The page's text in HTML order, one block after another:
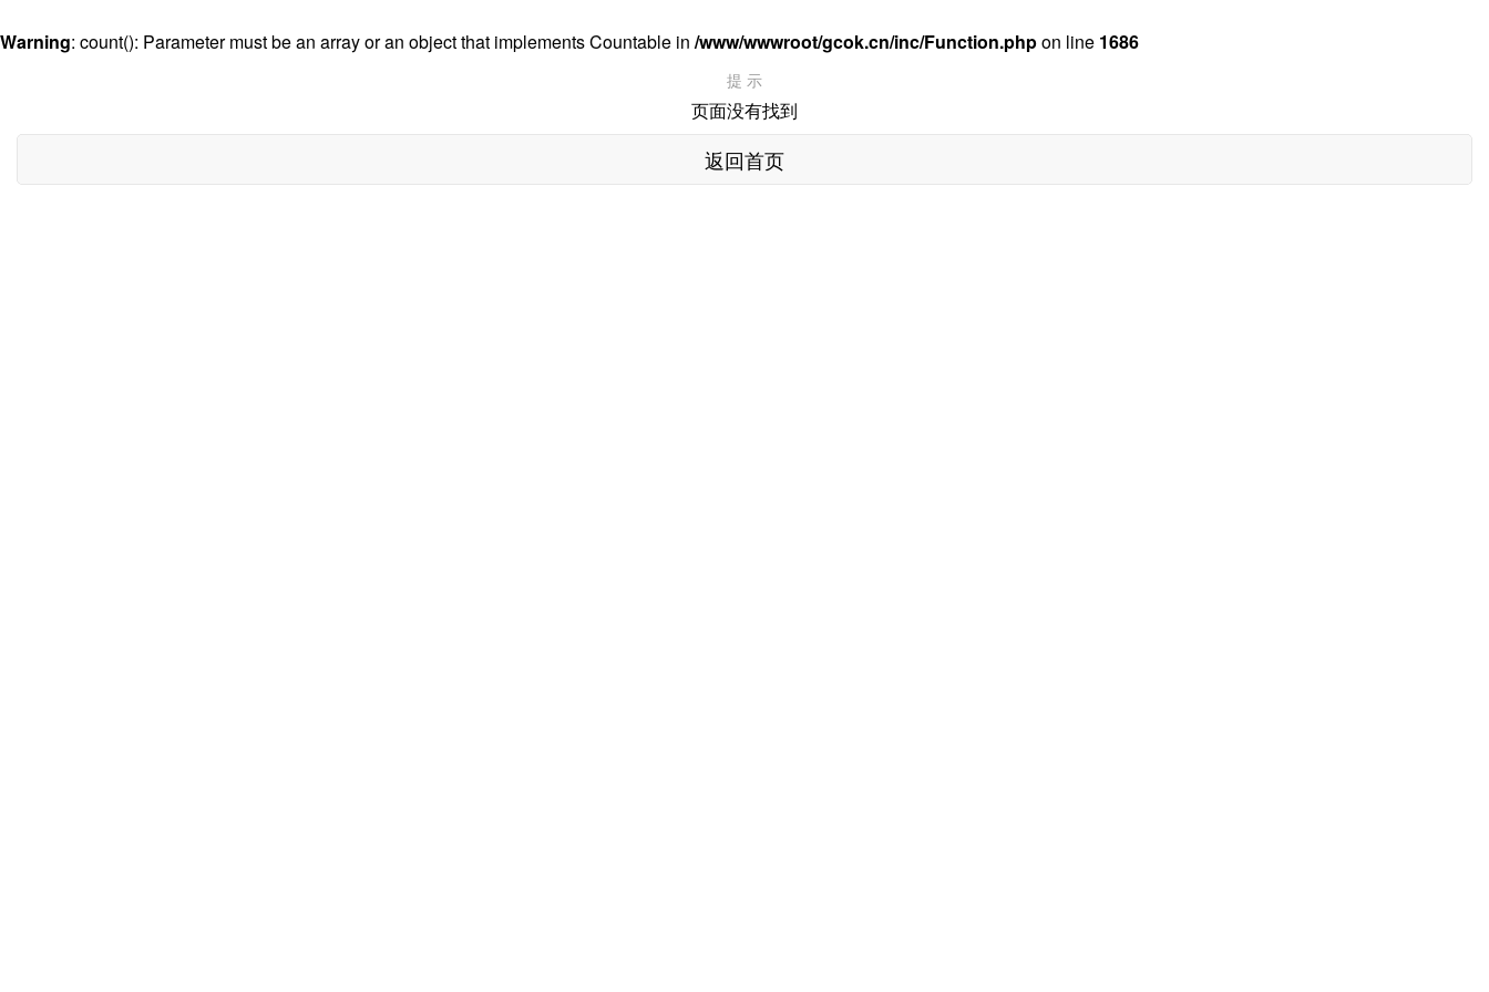
Warning: count(): Parameter must be an array or an object that implements Countable in /www/wwwroot/gcok.cn/inc/Function.phpon line 1686
提 示
页面没有找到
返回首页